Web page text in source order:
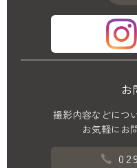
お
撮影内容などにつ
お気軽にお